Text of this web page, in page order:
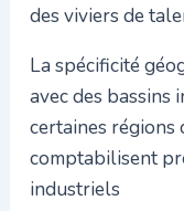
des viviers de
La spécificité
avec des bassins
certaines régions
comptabilisent
industriels